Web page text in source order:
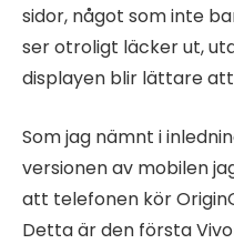
sidor, något som inte
ser otroligt läcker ut,
displayen blir lättare
Som jag nämnt i
versionen av mobilen
att telefonen kör
Detta är den första